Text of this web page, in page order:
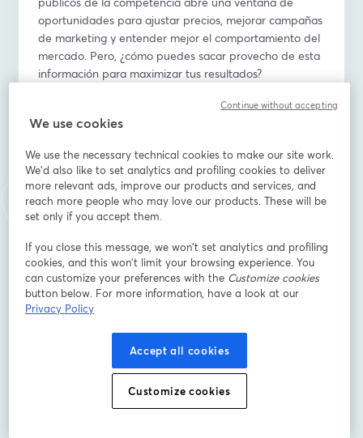
oportunidades para ajustar precios, mejorar campañas
de marketing y entender mejor el comportamiento del
mercado. Pero, ¿cómo puedes sacar provecho de esta
información para maximizar tus resultados?
En nuestro próximo #M4CWebinar, que se celebrará el
5 de noviembre de 2024 a las 17:00h CET,
competencia para impulsar tu negocio. Contaremos
con la participación de Lucas Scarparo, experto de
Bright Data, quien nos dará una visión clara y práctica
sobre el tema, en una charla junto a Rubén Bastón,
En este webinar, exploraremos cómo las empresas
pueden utilizar los datos públicos de la competencia
en diferentes áreas del eCommerce, y cómo esto
aprender a utilizar los datos públicos de manera
estratégica y aplicar estos conocimientos a tu negocio.
Con la participación de expertos y casos reales, te irás
con una perspectiva clara y herramientas prácticas
We use cookies
We use the necessary technical cookies to make our site work.
We'd also like to set analytics and profiling cookies to deliver
more relevant ads, improve our products and services, and
reach more people who may love our products. These will be
set only if you accept them.
If you close this message, we won’t set analytics and profiling
cookies, and this won’t limit your browsing experience. You
can customize your preferences with the Customize cookies
button below. For more information, have a look at our
Privacy Policy
Accept all cookies
Customize cookies
Continue without accepting